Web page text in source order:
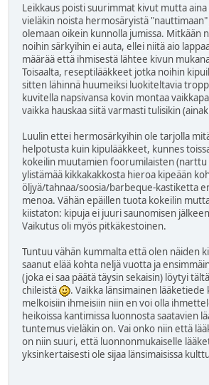
Leikkaus poisti suurimmat kivut mutta aina
vieläkin noista hermosäryistä "nauttimaan"
olemaan oikein kunnolla jumissa. Mitkään
noihin särkyihin ei auta, ellei niitä aio
määrää että ihmisestä lähtee kivun
Toisaalta, reseptilääkkeet jotka noihin
sitten lähinnä huumeiksi luokiteltavia
kuvitella napsivansa kovin montaa
vaikka hauskaa siitä varmasti tulisikin
Luulin ettei hermosärkyihin ole tarjolla
helpotusta kuin kipulääkkeet, kunnes
kokeilin muutamien foorumilaisten (narttu
ylistämää kikkakakkosta hieroa kipeään
öljyä/tahnaa/soosia/barbeque-kastiketta
menoa. Vähän epäillen tuota kokeilin
kiistaton: kipuja ei juuri saunomisen
Vaikutus oli myös pitkäkestoinen.
Tuntuu vähän kummalta että olen näiden
saanut elää kohta neljä vuotta ja
(joka ei saa päätä täysin sekaisin) löytyi
chileistä
. Vaikka länsimainen
melkoisiin ihmeisiin niin en voi olla
heikoissa kantimissa luonnosta saatavien
tuntemus vieläkin on. Vai onko niin että
on niin suuri, että luonnonmukaiselle
yksinkertaisesti ole sijaa länsimaisissa